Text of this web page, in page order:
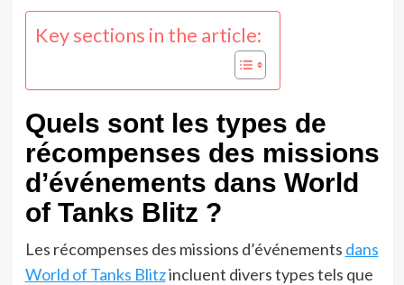
Key sections in the article:
Quels sont les types de
récompenses des missions
d’événements dans World
of Tanks Blitz ?
Les récompenses des missions d’événements dans
World of Tanks Blitzincluent divers types tels que